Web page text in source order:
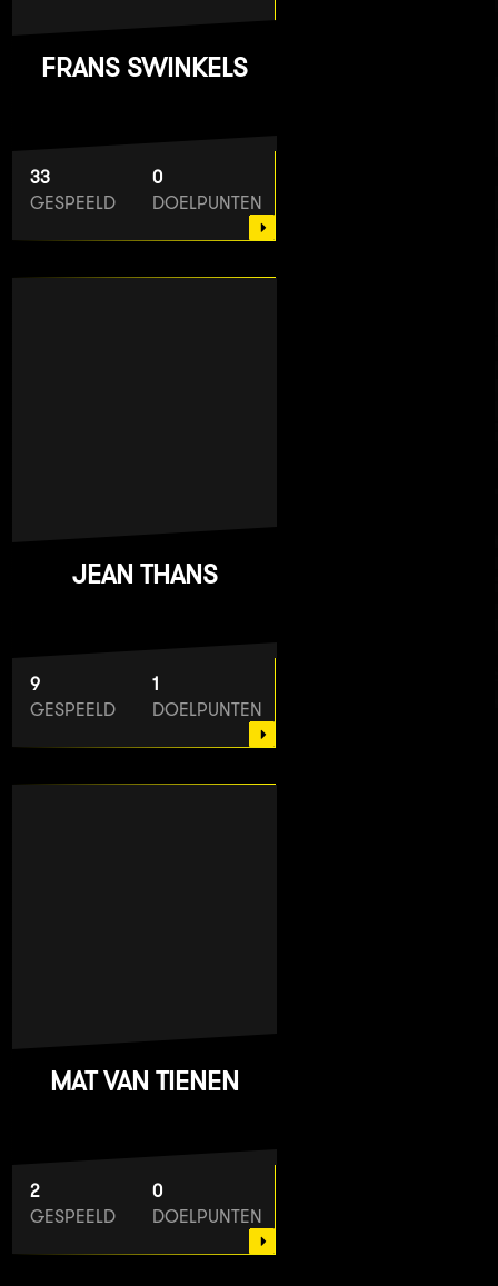
FRANS SWINKELS
33
GESPEELD
0
DOELPUNTEN
JEAN THANS
9
GESPEELD
1
DOELPUNTEN
MAT VAN TIENEN
2
GESPEELD
0
DOELPUNTEN